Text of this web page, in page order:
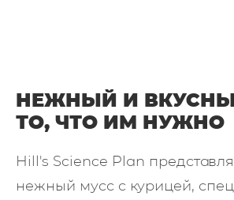
НЕЖНЫЙ И
ТО, ЧТО ИМ НУЖНО
Hill's Science Plan
нежный мусс с курицей,